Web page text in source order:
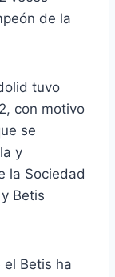
de la
tuvo
con motivo
se
y
la Sociedad
Betis
Betis ha